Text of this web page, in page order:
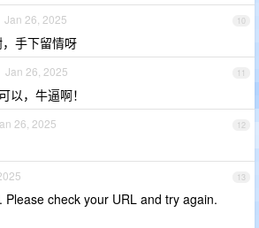
10
Jan 26, 2025
手下留情呀
11
Jan 26, 2025
以，牛逼啊！
12
26, 2025
13
Please check your URL and try again.